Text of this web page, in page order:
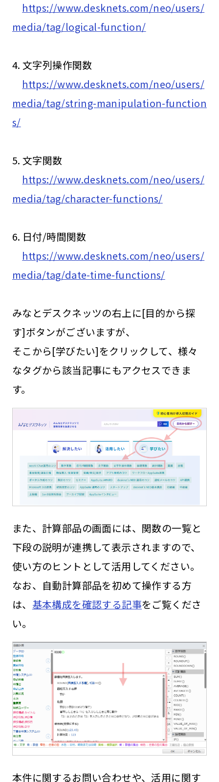
https://www.desknets.com/neo/users/
media/tag/logical-function/
4. 文字列操作関数
https://www.desknets.com/neo/users/
media/tag/string-manipulation-function
s/
5. 文字関数
https://www.desknets.com/neo/users/
media/tag/character-functions/
6. 日付/時間関数
https://www.desknets.com/neo/users/
media/tag/date-time-functions/
みなとデスクネッツの右上に[目的から探
す]ボタンがございますが、
そこから[学びたい]をクリックして、様々
なタグから該当記事にもアクセスできま
す。
また、計算部品の画面には、関数の一覧と
下段の説明が連携して表示されますので、
使い方のヒントとして活用してください。
なお、自動計算部品を初めて操作する方
は、 基本構成を確認する記事をご覧くださ
い。
本件に関するお問い合わせや、活用に関す